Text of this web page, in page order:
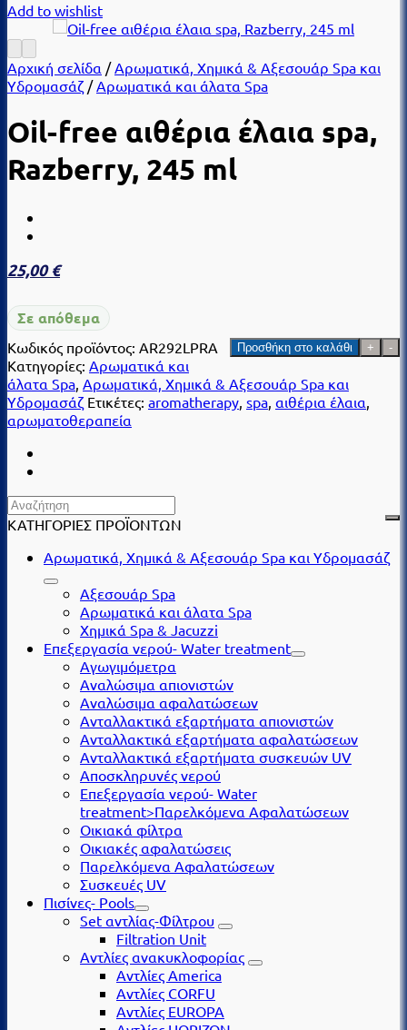
Add to wishlist
Αρχική σελίδα / Αρωματικά, Χημικά & Αξεσουάρ Spa και
Υδρομασάζ / Αρωματικά και άλατα Spa
Oil-free αιθέρια έλαια spa,
Razberry, 245 ml
25,00€
Σε απόθεμα
Oil-
free
αιθέρια
έλαια
spa,
245
Προσθήκη στο καλάθι
Κωδικός προϊόντος: AR292LPRA
Κατηγορίες: Αρωματικά και
άλατα Spa Αρωματικά, Χημικά & Αξεσουάρ Spa και
Υδρομασάζ Ετικέτες: aromatherapy spa αιθέρια έλαια
αρωματοθεραπεία
ΚΑΤΗΓΟΡΙΕΣ ΠΡΟΪΟΝΤΩΝ
Αρωματικά, Χημικά & Αξεσουάρ Spa και Υδρομασάζ
Αξεσουάρ Spa
Αρωματικά και άλατα Spa
Χημικά Spa & Jacuzzi
Επεξεργασία νερού- Water treatment
Αγωγιμόμετρα
Αναλώσιμα απιονιστών
Αναλώσιμα αφαλατώσεων
Ανταλλακτικά εξαρτήματα απιονιστών
Ανταλλακτικά εξαρτήματα αφαλατώσεων
Ανταλλακτικά εξαρτήματα συσκευών UV
Αποσκληρυνές νερού
Επεξεργασία νερού- Water
treatment>Παρελκόμενα Αφαλατώσεων
Οικιακά φίλτρα
Οικιακές αφαλατώσεις
Παρελκόμενα Αφαλατώσεων
Συσκευές UV
Πισίνες- Pools
Set αντλίας-Φίλτρου
Filtration Unit
Αντλίες ανακυκλοφορίας
Αντλίες America
Αντλίες CORFU
Αντλίες EUROPA